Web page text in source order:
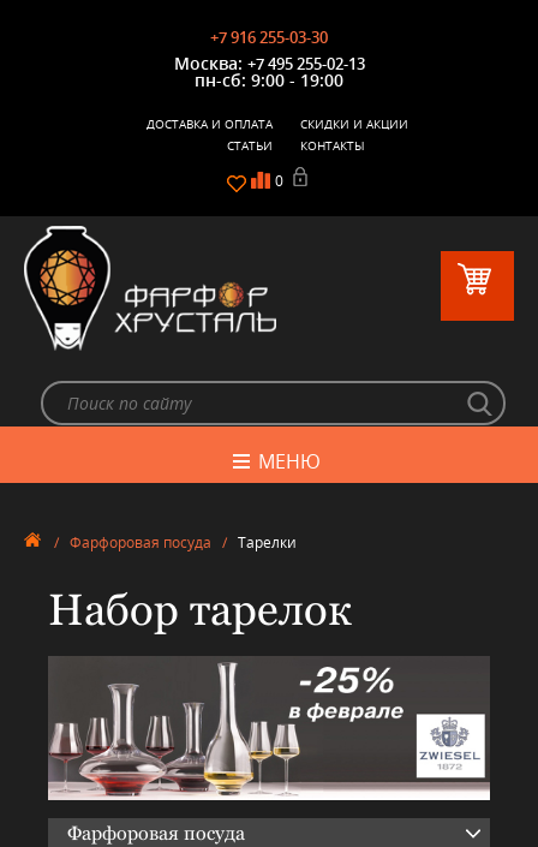
+7 916 255-03-30
Москва: +7 495 255-02-13
пн-сб: 9:00 - 19:00
0
ДОСТАВКА И ОПЛАТА
СКИДКИ И АКЦИИ
СТАТЬИ
КОНТАКТЫ
МЕНЮ
/ Фарфоровая посуда / Тарелки
Набор тарелок
Фарфоровая посуда